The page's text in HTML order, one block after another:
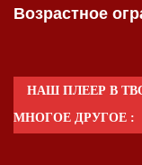
Возрастное
НАШ ПЛЕЕР В
МНОГОЕ ДРУГОЕ :